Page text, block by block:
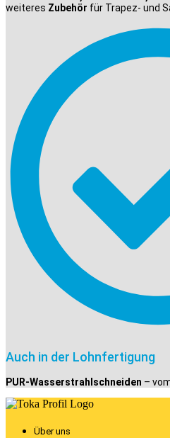
weiteres Zubehör für Trapez- und
Auch in der Lohnfertigung
PUR-Wasserstrahlschneiden –
Über uns